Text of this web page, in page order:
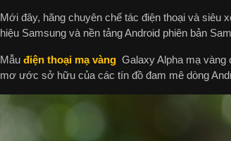
Mới đây, hãng chuyên chế tác điện thoại và siêu
hiệu Samsung và nền tảng Android phiên bản
Mẫu điện thoại mạ vàng Galaxy Alpha mạ vàng
mơ ước sở hữu của các tín đồ đam mê dòng